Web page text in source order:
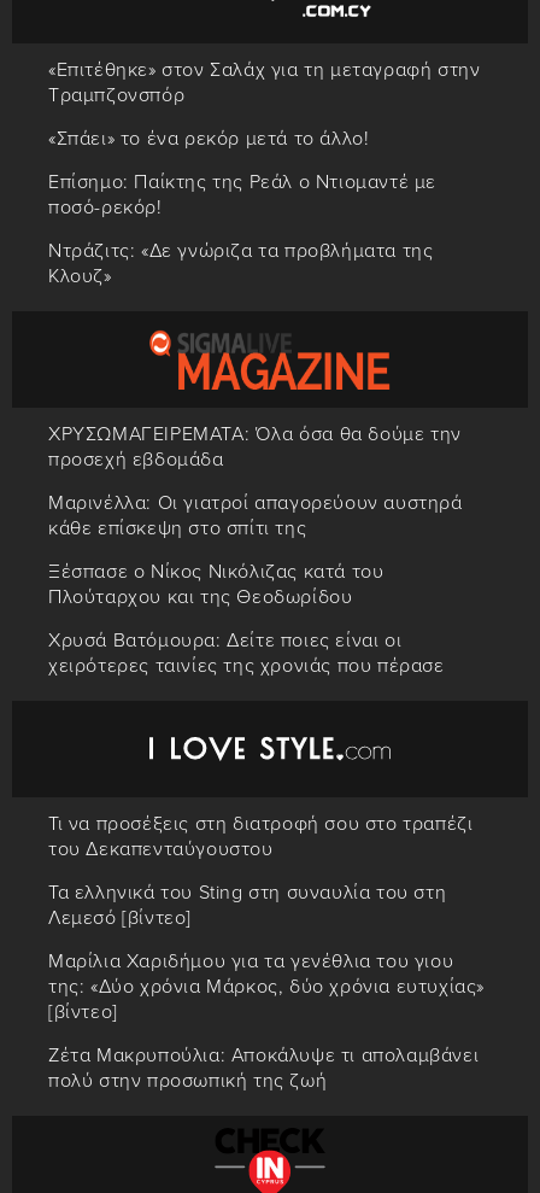
«Επιτέθηκε» στον Σαλάχ για τη μεταγραφή στην
Τραμπζονσπόρ
«Σπάει» το ένα ρεκόρ μετά το άλλο!
Επίσημο: Παίκτης της Ρεάλ ο Ντιομαντέ με
ποσό-ρεκόρ!
Ντράζιτς: «Δε γνώριζα τα προβλήματα της
Κλουζ»
ΧΡΥΣΩΜΑΓΕΙΡΕΜΑΤΑ: Όλα όσα θα δούμε την
προσεχή εβδομάδα
Μαρινέλλα: Οι γιατροί απαγορεύουν αυστηρά
κάθε επίσκεψη στο σπίτι της
Ξέσπασε ο Νίκος Νικόλιζας κατά του
Πλούταρχου και της Θεοδωρίδου
Χρυσά Βατόμουρα: Δείτε ποιες είναι οι
χειρότερες ταινίες της χρονιάς που πέρασε
Τι να προσέξεις στη διατροφή σου στο τραπέζι
του Δεκαπενταύγουστου
Τα ελληνικά του Sting στη συναυλία του στη
Λεμεσό [βίντεο]
Μαρίλια Χαριδήμου για τα γενέθλια του γιου
της: «Δύο χρόνια Μάρκος, δύο χρόνια ευτυχίας»
[βίντεο]
Ζέτα Μακρυπούλια: Αποκάλυψε τι απολαμβάνει
πολύ στην προσωπική της ζωή